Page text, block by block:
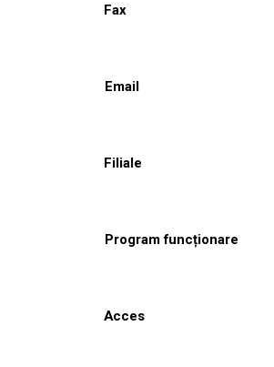
Fax
Email
Filiale
Program funcționare
Acces